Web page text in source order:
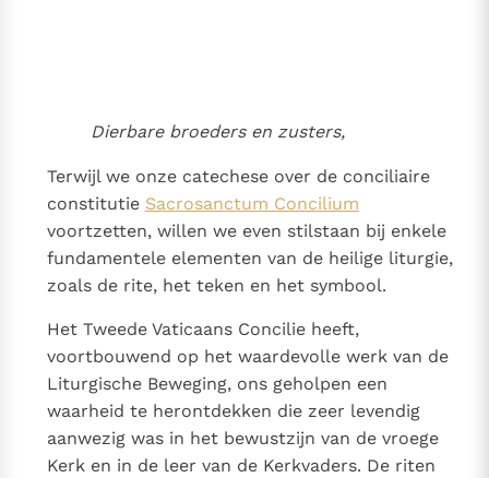
Nieuwste Documenten
5. Het gebed van de Kerk
In Christus wordt onze honger vervuld
Leer de kostbare parel van Gods koninkrijk te
herkennen
dwang
De mystiek. De mystieke verschijnselen en de
heiligheid
Berichten
Het Vaticaan publiceert een nieuwe Latijnse uitgave
van het Romeins martyrologium
Vaticaanse financiële waakhond verliest autonomie
Dierbare broeders en zusters,
Terwijl we onze catechese over de conciliaire
constitutie Sacrosanctum Concilium
voortzetten, willen we even stilstaan bij enkele
fundamentele elementen van de heilige liturgie,
zoals de rite, het teken en het symbool.
Het Tweede Vaticaans Concilie heeft,
voortbouwend op het waardevolle werk van de
Liturgische Beweging, ons geholpen een
waarheid te herontdekken die zeer levendig
aanwezig was in het bewustzijn van de vroege
Kerk en in de leer van de Kerkvaders. De riten